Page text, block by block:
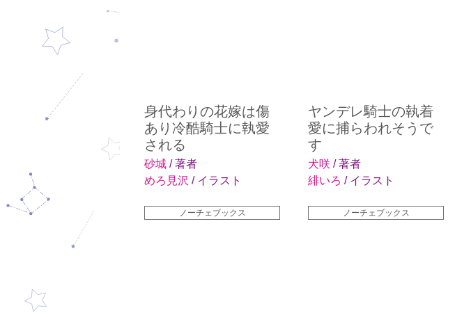
身代わりの花嫁は傷
あり冷酷騎士に執愛
される
砂城 / 著者
めろ見沢 / イラスト
ヤンデレ騎士の執着
愛に捕らわれそうで
す
犬咲 / 著者
緋いろ / イラスト
ノーチェブックス ノーチェブックス